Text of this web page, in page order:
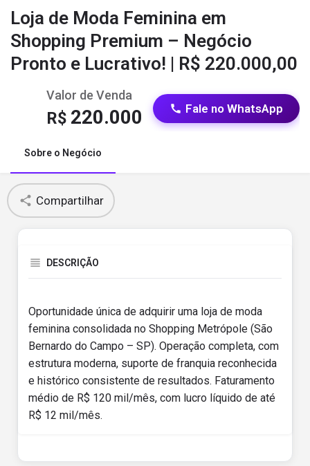
Loja de Moda Feminina em
Shopping Premium – Negócio
Pronto e Lucrativo! | R$ 220.000,00
Valor de Venda
R$ 220.000 Fale no WhatsApp
Sobre o Negócio
Compartilhar
DESCRIÇÃO
Oportunidade única de adquirir uma loja de moda
feminina consolidada no Shopping Metrópole (São
Bernardo do Campo – SP). Operação completa, com
estrutura moderna, suporte de franquia reconhecida
e histórico consistente de resultados. Faturamento
médio de R$ 120 mil/mês, com lucro líquido de até
R$ 12 mil/mês.